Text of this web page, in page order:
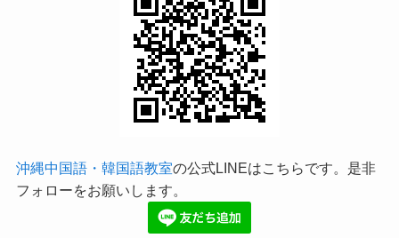
沖縄中国語・韓国語教室の公式LINEはこちらです。是非
フォローをお願いします。